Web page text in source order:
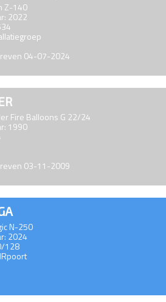
Z-140
2022
04-07-2024
Fire Balloons G 22/24
1990
03-11-2009
N-250
2024
128